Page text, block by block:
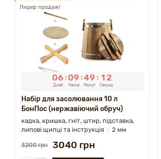
Лидер продаж!
06
Дней
: 09
Часов
:49
Минут
: 1 0
Секунд
Набір для засолювання 10 л
БонПос (нержавіючий обруч)
кадка, кришка, гніт, штир, підставка,
липові щипці та інструкція
2 мм
3200 грн 3040 грн